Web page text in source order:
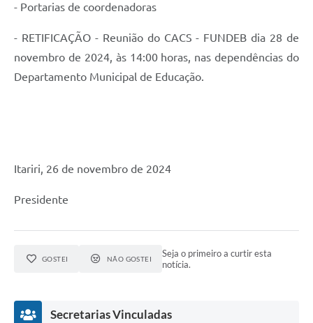
- Portarias de coordenadoras
- RETIFICAÇÃO - Reunião do CACS - FUNDEB dia 28 de
novembro de 2024, às 14:00 horas, nas dependências do
Departamento Municipal de Educação.
Itariri, 26 de novembro de 2024
Presidente
GOSTEI NÃO GOSTEI
Seja o primeiro a curtir esta
notícia.
Secretarias Vinculadas